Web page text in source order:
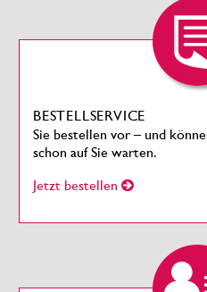
BESTELLSERVICE
Sie bestellen vor – und
schon auf Sie warten.
Jetzt bestellen